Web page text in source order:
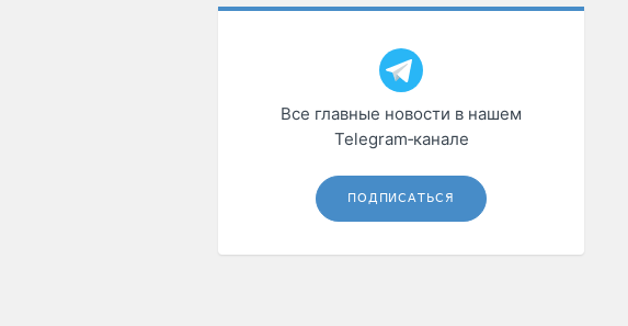
Все главные новости в нашем
Telegram‑канале
ПОДПИСАТЬСЯ